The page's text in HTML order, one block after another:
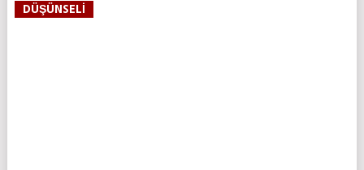
DÜŞÜNSELI